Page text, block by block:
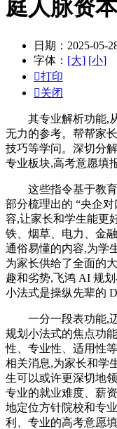
庭人脉资
日期：2025-05-
字体： [大] [小]
打印
关闭
其专业解析功能,从
无力的参考。帮帮家
技巧等学问。深切分
专业板块,高考意愿填
这些指令基于教育
部分梳理出的 “央企
容,让家长和学生能更
铁、烟草、电力、金
通俗易懂的内容,为学
为家长供给了全面的
趣和劣势,飞鸿 AI 规
小法式是操纵先辈的
一分一段表功能,迈
规划小法式的焦点功
性、专业性、适用性
相关消息,为家长和学
生可以或许更深切地
专业的就业难度、薪
地定位方针院校和专
利、专业的高考意愿